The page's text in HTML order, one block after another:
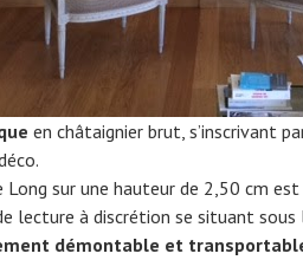
en châtaignier brut, s’inscrivant
Long sur une hauteur de 2,50 cm
lecture à discrétion se situant sous
démontable et